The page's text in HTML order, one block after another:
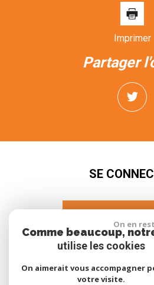
Imprimer
partager
SE
Espace
On en
Comme beaucoup,
utilise les cookies
On aimerait vous accompagner
votre visite.